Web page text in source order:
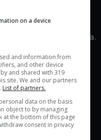
pregevole, cosa
in servizi ad
order di qualsiasi cosa.
questione? Un
il gran numero di
osservarlo
è l’abbondanza di
far riflettere è
Se ad un
on a device
and information from
and other device
and shared with 319
site. We and our partners
List of partners.
data on the basis
object to by managing
at the bottom of this page
consent in privacy